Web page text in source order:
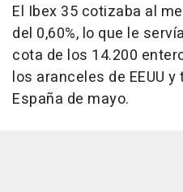
El Ibex 35 cotizaba al
del 0,60%, lo que le
cota de los 14.200
los aranceles de EEUU
España de mayo.